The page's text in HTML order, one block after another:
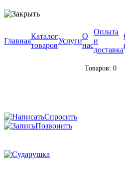
Главная
Каталог
товаров
Услуги
О
нас
Оплата
и
доставка
Товаров: 0
Спросить
Позвонить